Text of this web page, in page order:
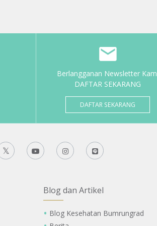
Berlangganan Newsletter
DAFTAR SEKARANG
DAFTAR SEKARANG
Blog dan Artikel
Blog Kesehatan Bumrungrad